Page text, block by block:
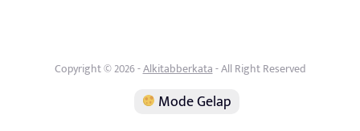
Copyright © 2026 -Alkitabberkata- All Right Reserved
Mode Gelap